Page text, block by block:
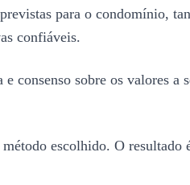
para o condomínio,
confiáveis.
consenso sobre os valores a
escolhido. O resultado